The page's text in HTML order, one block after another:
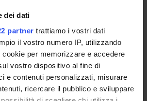
dei dati
partner trattiamo i vostri dati
il vostro numero IP, utilizzando
per memorizzare e accedere
vostro dispositivo al fine di
e contenuti personalizzati, misurare
ricercare il pubblico e sviluppare